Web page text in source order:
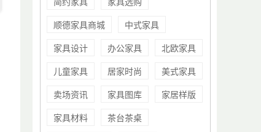
顺德家具商城 中式家具
家具设计 办公家具 北欧家具
儿童家具 居家时尚 美式家具
卖场资讯 家具图库 家居样版
家具材料 茶台茶桌